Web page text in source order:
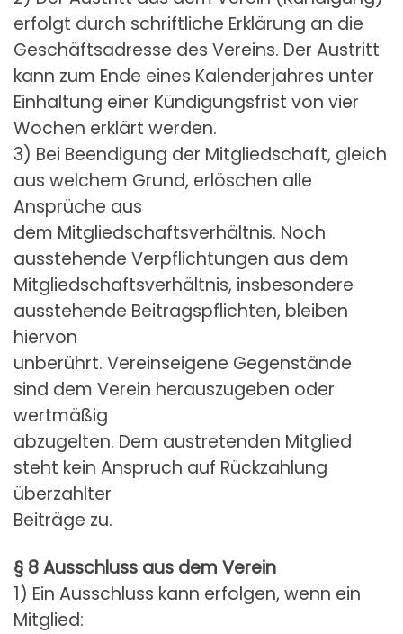
erfolgt durch schriftliche Erklärung an die
Geschäftsadresse des Vereins. Der Austritt
kann zum Ende eines Kalenderjahres unter
Einhaltung einer Kündigungsfrist von vier
Wochen erklärt werden.
3) Bei Beendigung der Mitgliedschaft, gleich
aus welchem Grund, erlöschen alle
Ansprüche aus
dem Mitgliedschaftsverhältnis. Noch
ausstehende Verpflichtungen aus dem
Mitgliedschaftsverhältnis, insbesondere
ausstehende Beitragspflichten, bleiben
hiervon
unberührt. Vereinseigene Gegenstände
sind dem Verein herauszugeben oder
wertmäßig
abzugelten. Dem austretenden Mitglied
steht kein Anspruch auf Rückzahlung
überzahlter
Beiträge zu.
§ 8 Ausschluss aus dem Verein
1) Ein Ausschluss kann erfolgen, wenn ein
Mitglied: